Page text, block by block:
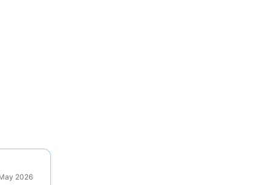
2026